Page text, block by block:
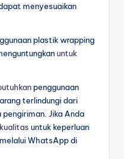
menyesuaikan
plastik wrapping
untuk
penggunaan
terlindungi dari
pengiriman. Jika Anda
untuk keperluan
WhatsApp di